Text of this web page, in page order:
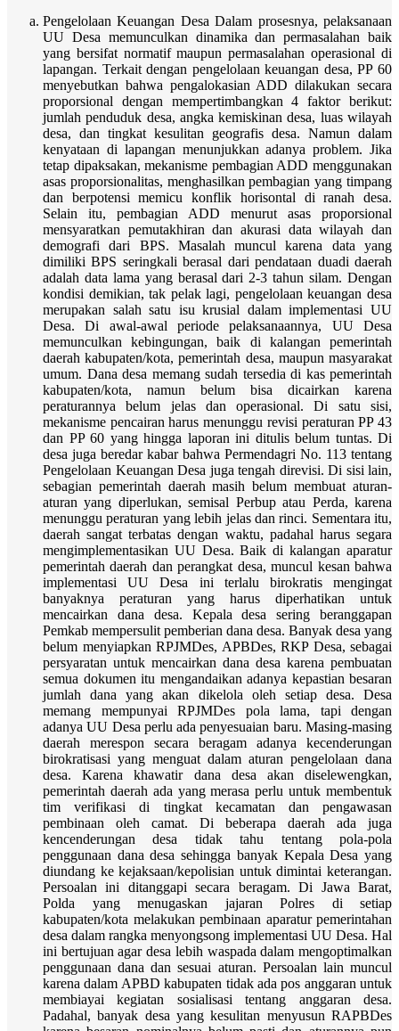
Pengelolaan Keuangan Desa Dalam prosesnya, pelaksanaan
UU Desa memunculkan dinamika dan permasalahan baik
yang bersifat normatif maupun permasalahan operasional di
lapangan. Terkait dengan pengelolaan keuangan desa, PP 60
menyebutkan bahwa pengalokasian ADD dilakukan secara
proporsional dengan mempertimbangkan 4 faktor berikut:
jumlah penduduk desa, angka kemiskinan desa, luas wilayah
desa, dan tingkat kesulitan geografis desa. Namun dalam
kenyataan di lapangan menunjukkan adanya problem. Jika
tetap dipaksakan, mekanisme pembagian ADD menggunakan
asas proporsionalitas, menghasilkan pembagian yang timpang
dan berpotensi memicu konflik horisontal di ranah desa.
Selain itu, pembagian ADD menurut asas proporsional
mensyaratkan pemutakhiran dan akurasi data wilayah dan
demografi dari BPS. Masalah muncul karena data yang
dimiliki BPS seringkali berasal dari pendataan duadi daerah
adalah data lama yang berasal dari 2-3 tahun silam. Dengan
kondisi demikian, tak pelak lagi, pengelolaan keuangan desa
merupakan salah satu isu krusial dalam implementasi UU
Desa. Di awal-awal periode pelaksanaannya, UU Desa
memunculkan kebingungan, baik di kalangan pemerintah
daerah kabupaten/kota, pemerintah desa, maupun masyarakat
umum. Dana desa memang sudah tersedia di kas pemerintah
kabupaten/kota, namun belum bisa dicairkan karena
peraturannya belum jelas dan operasional. Di satu sisi,
mekanisme pencairan harus menunggu revisi peraturan PP 43
dan PP 60 yang hingga laporan ini ditulis belum tuntas. Di
desa juga beredar kabar bahwa Permendagri No. 113 tentang
Pengelolaan Keuangan Desa juga tengah direvisi. Di sisi lain,
sebagian pemerintah daerah masih belum membuat aturan-
aturan yang diperlukan, semisal Perbup atau Perda, karena
menunggu peraturan yang lebih jelas dan rinci. Sementara itu,
daerah sangat terbatas dengan waktu, padahal harus segara
mengimplementasikan UU Desa. Baik di kalangan aparatur
pemerintah daerah dan perangkat desa, muncul kesan bahwa
implementasi UU Desa ini terlalu birokratis mengingat
banyaknya peraturan yang harus diperhatikan untuk
mencairkan dana desa. Kepala desa sering beranggapan
Pemkab mempersulit pemberian dana desa. Banyak desa yang
belum menyiapkan RPJMDes, APBDes, RKP Desa, sebagai
persyaratan untuk mencairkan dana desa karena pembuatan
semua dokumen itu mengandaikan adanya kepastian besaran
jumlah dana yang akan dikelola oleh setiap desa. Desa
memang mempunyai RPJMDes pola lama, tapi dengan
adanya UU Desa perlu ada penyesuaian baru. Masing-masing
daerah merespon secara beragam adanya kecenderungan
birokratisasi yang menguat dalam aturan pengelolaan dana
desa. Karena khawatir dana desa akan diselewengkan,
pemerintah daerah ada yang merasa perlu untuk membentuk
tim verifikasi di tingkat kecamatan dan pengawasan
pembinaan oleh camat. Di beberapa daerah ada juga
kencenderungan desa tidak tahu tentang pola-pola
penggunaan dana desa sehingga banyak Kepala Desa yang
diundang ke kejaksaan/kepolisian untuk dimintai keterangan.
Persoalan ini ditanggapi secara beragam. Di Jawa Barat,
Polda yang menugaskan jajaran Polres di setiap
kabupaten/kota melakukan pembinaan aparatur pemerintahan
desa dalam rangka menyongsong implementasi UU Desa. Hal
ini bertujuan agar desa lebih waspada dalam mengoptimalkan
penggunaan dana dan sesuai aturan. Persoalan lain muncul
karena dalam APBD kabupaten tidak ada pos anggaran untuk
membiayai kegiatan sosialisasi tentang anggaran desa.
Padahal, banyak desa yang kesulitan menyusun RAPBDes